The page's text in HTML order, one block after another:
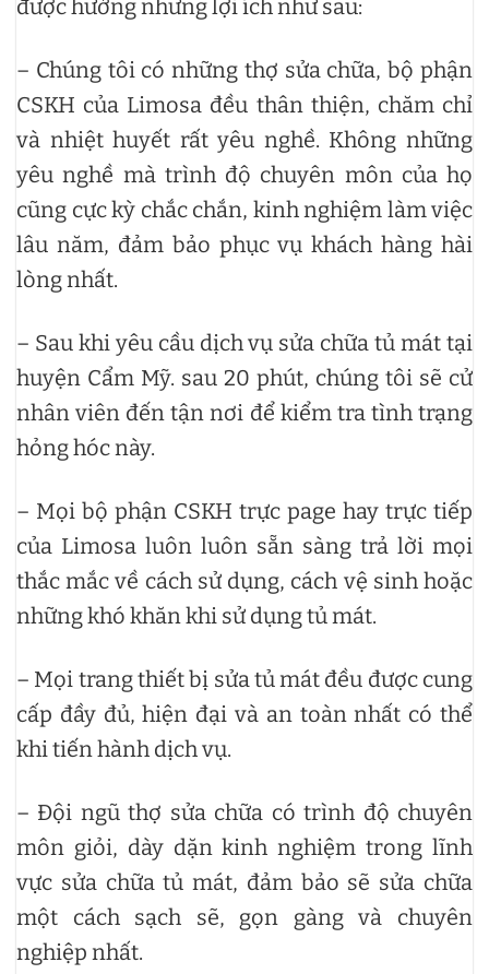
được hưởng những lợi ích như sau:
– Chúng tôi có những thợ sửa chữa, bộ phận
CSKH của Limosa đều thân thiện, chăm chỉ
và nhiệt huyết rất yêu nghề. Không những
yêu nghề mà trình độ chuyên môn của họ
cũng cực kỳ chắc chắn, kinh nghiệm làm việc
lâu năm, đảm bảo phục vụ khách hàng hài
lòng nhất.
– Sau khi yêu cầu dịch vụ sửa chữa tủ mát tại
huyện Cẩm Mỹ. sau 20 phút, chúng tôi sẽ cử
nhân viên đến tận nơi để kiểm tra tình trạng
hỏng hóc này.
– Mọi bộ phận CSKH trực page hay trực tiếp
của Limosa luôn luôn sẵn sàng trả lời mọi
thắc mắc về cách sử dụng, cách vệ sinh hoặc
những khó khăn khi sử dụng tủ mát.
– Mọi trang thiết bị sửa tủ mát đều được cung
cấp đầy đủ, hiện đại và an toàn nhất có thể
khi tiến hành dịch vụ.
– Đội ngũ thợ sửa chữa có trình độ chuyên
môn giỏi, dày dặn kinh nghiệm trong lĩnh
vực sửa chữa tủ mát, đảm bảo sẽ sửa chữa
một cách sạch sẽ, gọn gàng và chuyên
nghiệp nhất.